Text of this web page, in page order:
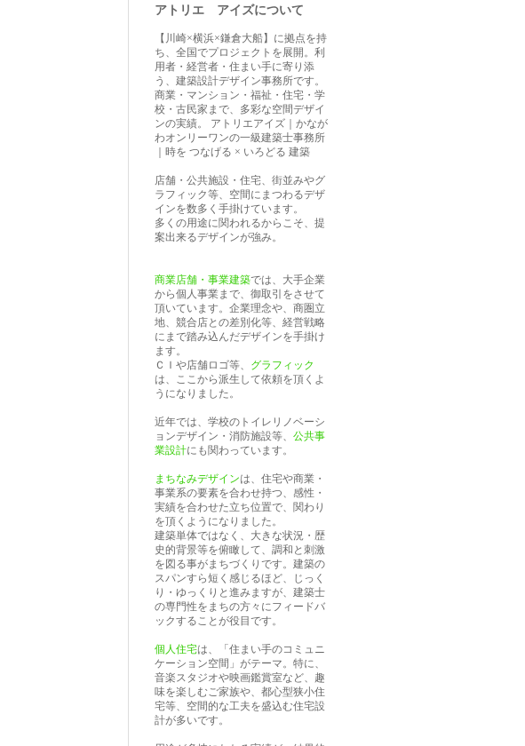
アトリエ アイズについて
【川崎×横浜×鎌倉大船】に拠点を持
ち、全国でプロジェクトを展開。利
用者・経営者・住まい手に寄り添
う、建築設計デザイン事務所です。
商業・マンション・福祉・住宅・学
校・古民家まで、多彩な空間デザイ
ンの実績。 アトリエアイズ｜かなが
わオンリーワンの一級建築士事務所
｜時を つなげる × いろどる 建築
店舗・公共施設・住宅、街並みやグ
ラフィック等、空間にまつわるデザ
インを数多く手掛けています。
多くの用途に関われるからこそ、提
案出来るデザインが強み。
商業店舗・事業建築では、大手企業
から個人事業まで、御取引をさせて
頂いています。企業理念や、商圏立
地、競合店との差別化等、経営戦略
にまで踏み込んだデザインを手掛け
ます。
ＣＩや店舗ロゴ等、 グラフィック
は、ここから派生して依頼を頂くよ
うになりました。
近年では、学校のトイレリノベーシ
ョンデザイン・消防施設等、 公共事
業設計にも関わっています。
まちなみデザインは、住宅や商業・
事業系の要素を合わせ持つ、感性・
実績を合わせた立ち位置で、関わり
を頂くようになりました。
建築単体ではなく、大きな状況・歴
史的背景等を俯瞰して、調和と刺激
を図る事がまちづくりです。建築の
スパンすら短く感じるほど、じっく
り・ゆっくりと進みますが、建築士
の専門性をまちの方々にフィードバ
ックすることが役目です。
個人住宅は、「住まい手のコミュニ
ケーション空間」がテーマ。特に、
音楽スタジオや映画鑑賞室など、趣
味を楽しむご家族や、都心型狭小住
宅等、空間的な工夫を盛込む住宅設
計が多いです。